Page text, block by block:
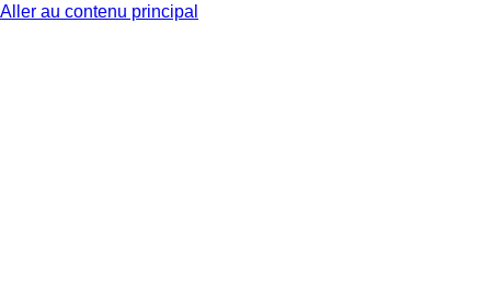
Aller au contenu principal